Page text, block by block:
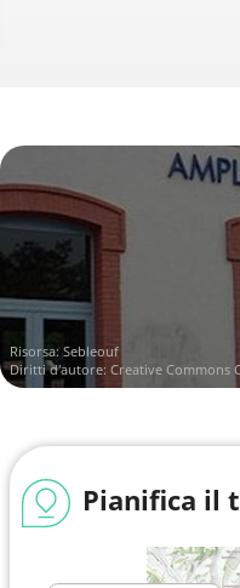
Risorsa: Sebleouf
Diritti d'autore: Creative Commons
Pianifica il